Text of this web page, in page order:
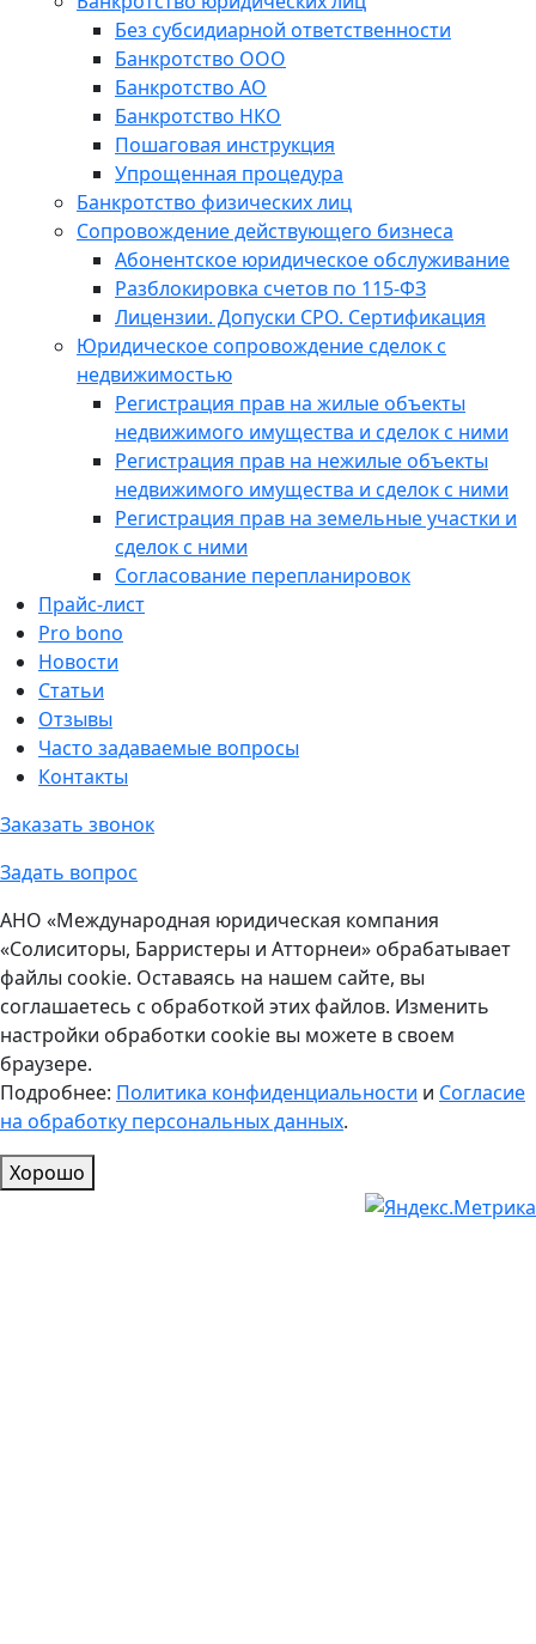
Без субсидиарной ответственности
Банкротство ООО
Банкротство АО
Банкротство НКО
Пошаговая инструкция
Упрощенная процедура
Банкротство физических лиц
Сопровождение действующего бизнеса
Абонентское юридическое обслуживание
Разблокировка счетов по 115-ФЗ
Лицензии. Допуски СРО. Сертификация
Юридическое сопровождение сделок с
недвижимостью
Регистрация прав на жилые объекты
недвижимого имущества и сделок с ними
Регистрация прав на нежилые объекты
недвижимого имущества и сделок с ними
Регистрация прав на земельные участки и
сделок с ними
Согласование перепланировок
Прайс-лист
Pro bono
Новости
Статьи
Отзывы
Часто задаваемые вопросы
Контакты
Заказать звонок
Задать вопрос
АНО «Международная юридическая компания
«Солиситоры, Барристеры и Атторнеи» обрабатывает
файлы cookie. Оставаясь на нашем сайте, вы
соглашаетесь с обработкой этих файлов. Изменить
настройки обработки cookie вы можете в своем
браузере.
Подробнее: Политика конфиденциальности и Согласие
на обработку персональных данных.
Хорошо